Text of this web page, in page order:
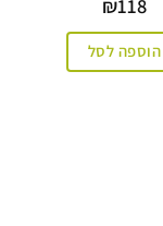
₪118
הוספה לסל